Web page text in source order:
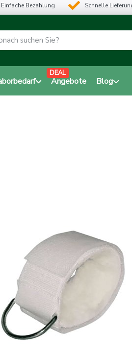
Einfache Bezahlung Schnelle
Angebote
DEAL
Blog